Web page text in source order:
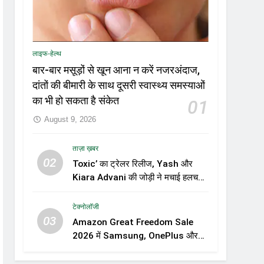
लाइफ-हेल्थ
बार-बार मसूड़ों से खून आना न करें नजरअंदाज,
दांतों की बीमारी के साथ दूसरी स्वास्थ्य समस्याओं
का भी हो सकता है संकेत
01
August 9, 2026
02
ताज़ा ख़बर
Toxic’ का ट्रेलर रिलीज, Yash और
Kiara Advani की जोड़ी ने मचाई हलचल,
03
टेक्नोलॉजी
Amazon Great Freedom Sale
2026 में Samsung, OnePlus और